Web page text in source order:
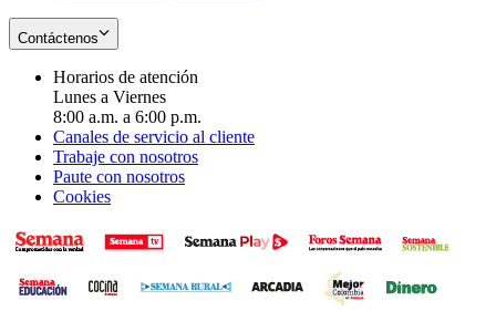
Contáctenos
Horarios de atención
Lunes a Viernes
8:00 a.m. a 6:00 p.m.
Canales de servicio al cliente
Trabaje con nosotros
Paute con nosotros
Cookies